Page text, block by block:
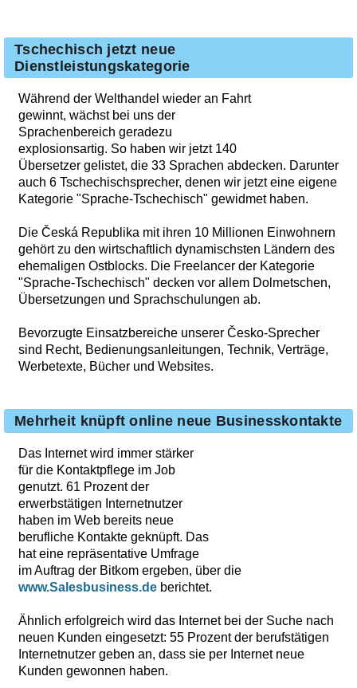
Tschechisch jetzt neue
Dienstleistungskategorie
Während der Welthandel wieder an Fahrt
gewinnt, wächst bei uns der
Sprachenbereich geradezu
explosionsartig. So haben wir jetzt 140
Übersetzer gelistet, die 33 Sprachen abdecken. Darunter
auch 6 Tschechischsprecher, denen wir jetzt eine eigene
Kategorie "Sprache-Tschechisch" gewidmet haben.
Die Česká Republika mit ihren 10 Millionen Einwohnern
gehört zu den wirtschaftlich dynamischsten Ländern des
ehemaligen Ostblocks. Die Freelancer der Kategorie
"Sprache-Tschechisch" decken vor allem Dolmetschen,
Übersetzungen und Sprachschulungen ab.
Bevorzugte Einsatzbereiche unserer Česko-Sprecher
sind Recht, Bedienungsanleitungen, Technik, Verträge,
Werbetexte, Bücher und Websites.
Mehrheit knüpft online neue Businesskontakte
Das Internet wird immer stärker
für die Kontaktpflege im Job
genutzt. 61 Prozent der
erwerbstätigen Internetnutzer
haben im Web bereits neue
berufliche Kontakte geknüpft. Das
hat eine repräsentative Umfrage
im Auftrag der Bitkom ergeben, über die
www.Salesbusiness.de berichtet.
Ähnlich erfolgreich wird das Internet bei der Suche nach
neuen Kunden eingesetzt: 55 Prozent der berufstätigen
Internetnutzer geben an, dass sie per Internet neue
Kunden gewonnen haben.